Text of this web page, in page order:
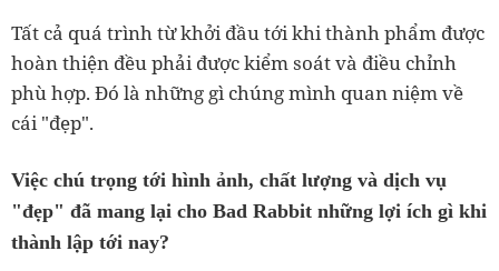
Tất cả quá trình từ khởi đầu tới khi thành phẩm được
hoàn thiện đều phải được kiểm soát và điều chỉnh
phù hợp. Đó là những gì chúng mình quan niệm về
cái "đẹp".
Việc chú trọng tới hình ảnh, chất lượng và dịch vụ
"đẹp" đã mang lại cho Bad Rabbit những lợi ích gì khi
thành lập tới nay?